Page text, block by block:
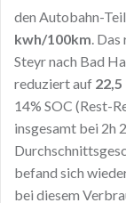
den Autobahn-
kwh/100km.
Steyr nach Bad
reduziert auf
14% SOC (Rest-
insgesamt bei 2h
befand sich
bei diesem